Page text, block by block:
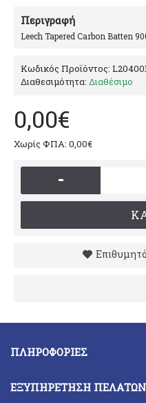
Περιγραφή
Leech Tapered Carbon Batten
Κωδικός Προϊόντος:
Διαθεσιμότητα: Διαθέσιμο
0,00€
Χωρίς ΦΠΑ: 0,00€
-
Επιθυμητό
ΠΛΗΡΟΦΟΡΊΕΣ
ΕΞΥΠΗΡΈΤΗΣΗ ΠΕΛΑΤΏΝ